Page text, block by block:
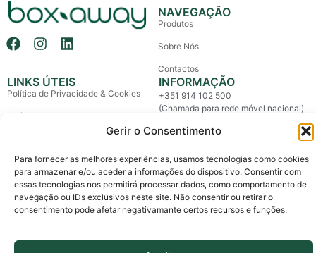
Gerir o Consentimento
Para fornecer as melhores experiências, usamos tecnologias como cookies
para armazenar e/ou aceder a informações do dispositivo. Consentir com
essas tecnologias nos permitirá processar dados, como comportamento de
navegação ou IDs exclusivos neste site. Não consentir ou retirar o
consentimento pode afetar negativamante certos recursos e funções.
NAVEGAÇÃO
Produtos
Sobre Nós
Contactos
LINKS ÚTEIS
Política de Privacidade & Cookies
Política de Devolução e Reembolso
Litígios de Consumo
Livro de Reclamações
INFORMAÇÃO
+351 914 102 500
(Chamada para rede móvel nacional)
info@boxaway.pt